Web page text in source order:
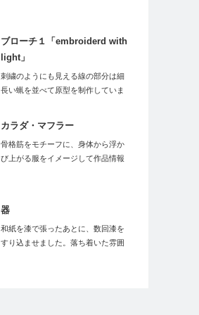
ブローチ１「embroiderd with
light」
刺繍のようにも見える線の部分は細
長い蝋を並べて原型を制作していま
カラダ・マフラー
骨格筋をモチーフに、身体から浮か
び上がる服をイメージして作品情報
器
和紙を漆で張ったあとに、数回漆を
すり込ませました。落ち着いた雰囲